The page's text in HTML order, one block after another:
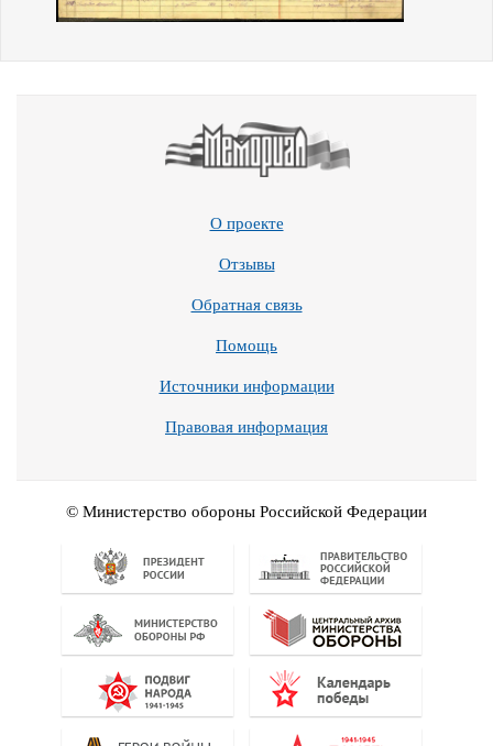
О проекте
Отзывы
Обратная связь
Помощь
Источники информации
Правовая информация
© Министерство обороны Российской Федерации